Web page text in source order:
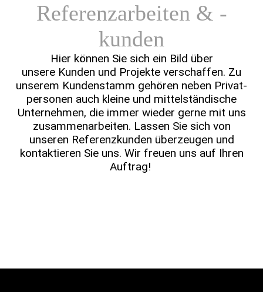
Referenzarbeiten & -
kunden
Hier können Sie sich ein Bild über
unsere Kunden und Projekte verschaffen. Zu
unse­rem Kunden­stamm gehören neben Privat­
personen auch kleine und mittel­ständische
Unter­­nehmen, die immer wieder gerne mit uns
zusammen­arbeiten. Lassen Sie sich von
unseren Referenz­kunden überzeugen und
kontaktieren Sie uns. Wir freuen uns auf Ihren
Auftrag!